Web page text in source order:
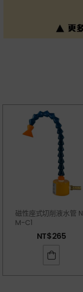
磁性座式切削液水管 N
M-C1
NT$265